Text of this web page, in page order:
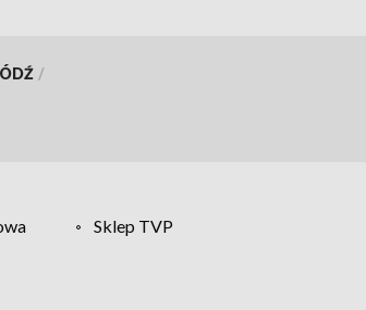
/
Sklep TVP